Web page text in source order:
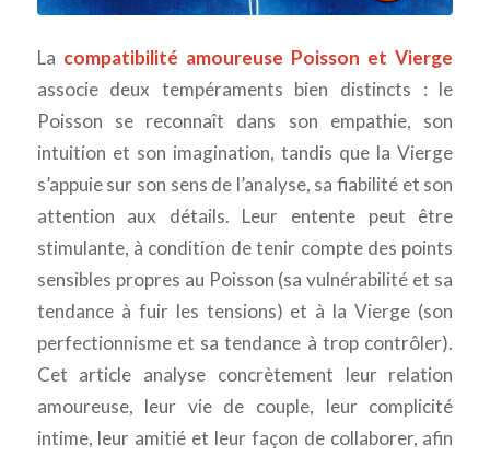
La compatibilité amoureuse Poisson et Vierge
associe deux tempéraments bien distincts : le
Poisson se reconnaît dans son empathie, son
intuition et son imagination, tandis que la Vierge
s’appuie sur son sens de l’analyse, sa fiabilité et son
attention aux détails. Leur entente peut être
stimulante, à condition de tenir compte des points
sensibles propres au Poisson (sa vulnérabilité et sa
tendance à fuir les tensions) et à la Vierge (son
perfectionnisme et sa tendance à trop contrôler).
Cet article analyse concrètement leur relation
amoureuse, leur vie de couple, leur complicité
intime, leur amitié et leur façon de collaborer, afin